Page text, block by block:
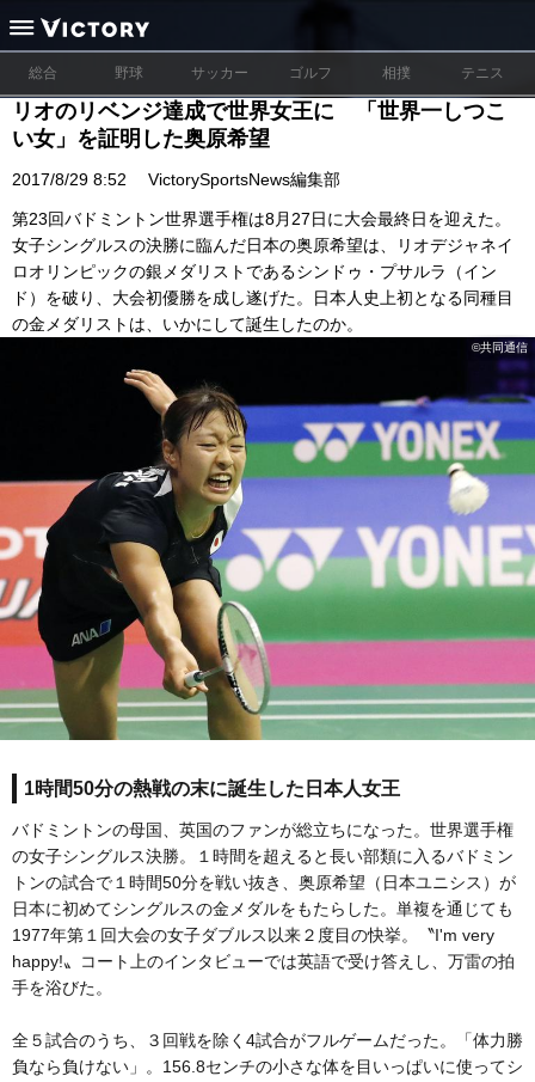
総合 野球 サッカー ゴルフ 相撲 テニス
リオのリベンジ達成で世界女王に 「世界一しつこ
い女」を証明した奥原希望
2017/8/29 8:52 VictorySportsNews編集部
第23回バドミントン世界選手権は8月27日に大会最終日を迎えた。
女子シングルスの決勝に臨んだ日本の奥原希望は、リオデジャネイ
ロオリンピックの銀メダリストであるシンドゥ・プサルラ（イン
ド）を破り、大会初優勝を成し遂げた。日本人史上初となる同種目
の金メダリストは、いかにして誕生したのか。
©共同通信
1時間50分の熱戦の末に誕生した日本人女王
バドミントンの母国、英国のファンが総立ちになった。世界選手権
の女子シングルス決勝。１時間を超えると長い部類に入るバドミン
トンの試合で１時間50分を戦い抜き、奥原希望（日本ユニシス）が
日本に初めてシングルスの金メダルをもたらした。単複を通じても
1977年第１回大会の女子ダブルス以来２度目の快挙。〝I'm very
happy!〟コート上のインタビューでは英語で受け答えし、万雷の拍
手を浴びた。
全５試合のうち、３回戦を除く4試合がフルゲームだった。「体力勝
負なら負けない」。156.8センチの小さな体を目いっぱいに使ってシ